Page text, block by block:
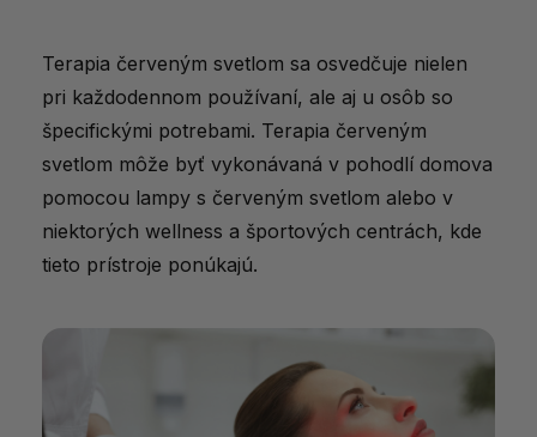
Terapia červeným svetlom sa osvedčuje nielen
pri každodennom používaní, ale aj u osôb so
špecifickými potrebami. Terapia červeným
svetlom môže byť vykonávaná v pohodlí domova
pomocou lampy s červeným svetlom alebo v
niektorých wellness a športových centrách, kde
tieto prístroje ponúkajú.